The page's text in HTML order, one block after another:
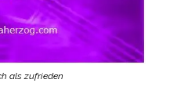
als zufrieden